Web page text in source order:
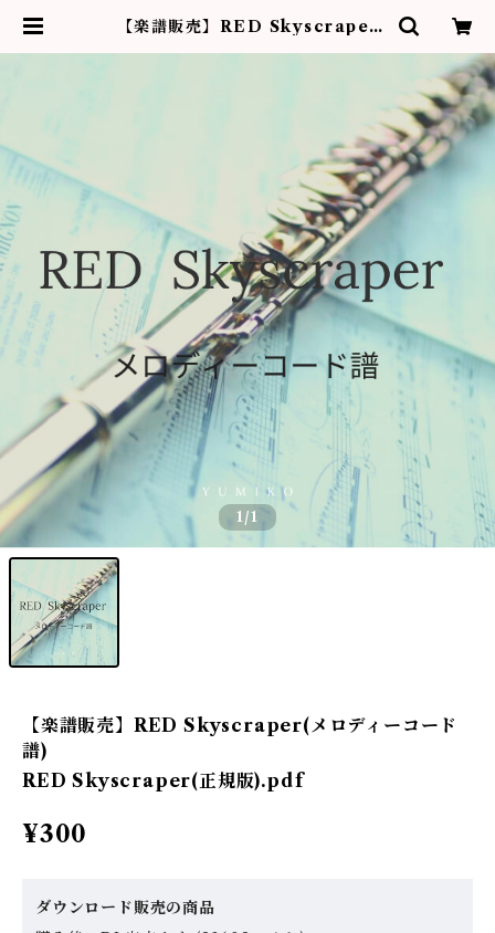
【楽譜販売】RED Skyscraper
1/1
【楽譜販売】RED Skyscraper(メロディーコード
譜)
RED Skyscraper(正規版).pdf
¥300
ダウンロード販売の商品